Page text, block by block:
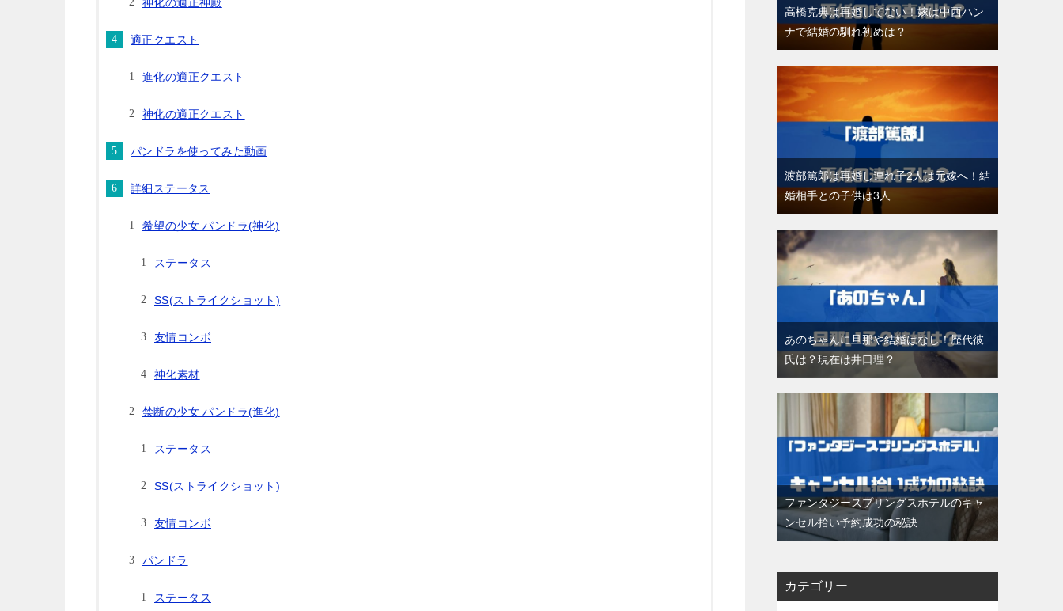
適正クエスト
進化の適正クエスト
神化の適正クエスト
パンドラを使ってみた動画
詳細ステータス
希望の少女 パンドラ(神化)
ステータス
SS(ストライクショット)
友情コンボ
神化素材
禁断の少女 パンドラ(進化)
ステータス
SS(ストライクショット)
友情コンボ
パンドラ
ステータス
高橋克典は再婚してない！嫁は中西ハン
ナで結婚の馴れ初めは？
渡部篤郎は再婚し連れ子2人は元嫁へ！結
婚相手との子供は3人
あのちゃんに旦那や結婚はなし！歴代彼
氏は？現在は井口理？
ファンタジースプリングスホテルのキャ
ンセル拾い予約成功の秘訣
カテゴリー